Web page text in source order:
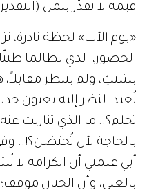
قيمة لا تُقدّر بثمن
«يوم الأب» لحظة نادرة،
الحضور، الذي لطالما
يشتكِ، ولم ينتظر
نُعيد النظر إليه بعيون
تحلم؟.. ما الذي تنازلت
بالحاجة لأن تُحتضن؟!.. وفي
أبي علمني أن الكرامة لا
بالغنى، وأن الحنان